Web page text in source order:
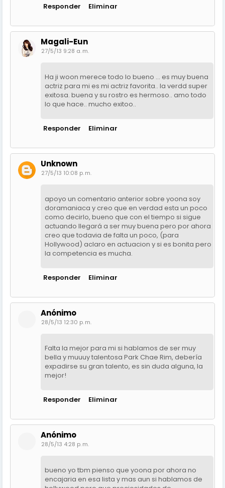
Responder Eliminar
Magali-Eun
27/5/13 9:28 a. m.
Ha ji woon merece todo lo bueno ... es muy buena
actriz para mi es mi actriz favorita.. la verdd super
exitosa. buena y su rostro es hermoso.. amo todo
lo que hace.. mucho exitoo..
Responder Eliminar
Unknown
27/5/13 10:08 p. m.
apoyo un comentario anterior sobre yoona soy
doramaniaca y creo que en verdad esta un poco
como decirlo, bueno que con el tiempo si sigue
actuando llegará a ser muy buena pero por ahora
creo que todavia de falta un poco, (para
Hollywood) aclaro en actuacion y si es bonita pero
la competencia es mucha.
Responder Eliminar
Anónimo
28/5/13 12:30 p. m.
Falta la mejor para mi si hablamos de ser muy
bella y muuuy talentosa Park Chae Rim, debería
expadirse su gran talento, es sin duda alguna, la
mejor!
Responder Eliminar
Anónimo
28/5/13 4:28 p. m.
bueno yo tbm pienso que yoona por ahora no
encajaria en esa lista y mas aun si hablamos de